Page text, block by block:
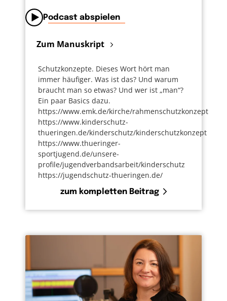
Podcast abspielen
Zum Manuskript
Schutzkonzepte. Dieses Wort hört man
immer häufiger. Was ist das? Und warum
braucht man so etwas? Und wer ist „man“?
Ein paar Basics dazu.
https://www.emk.de/kirche/rahmenschutzkonzept
https://www.kinderschutz-
thueringen.de/kinderschutz/kinderschutzkonzept
https://www.thueringer-
sportjugend.de/unsere-
profile/jugendverbandsarbeit/kinderschutz
https://jugendschutz-thueringen.de/
zum kompletten Beitrag